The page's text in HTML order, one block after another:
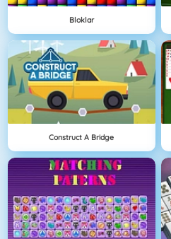
Bloklar
Construct A Bridge